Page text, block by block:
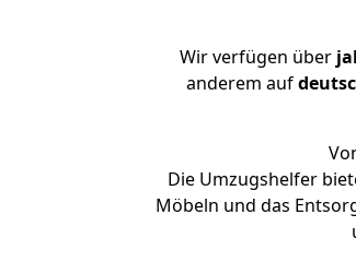
Wir verfügen über
anderem auf
Die Umzugshelfer
Möbeln und das